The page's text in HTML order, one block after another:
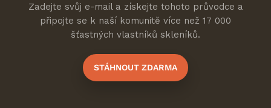
Zadejte svůj e-mail a získejte tohoto průvodce a
připojte se k naší komunitě více než 17 000
šťastných vlastníků skleníků.
STÁHNOUT ZDARMA